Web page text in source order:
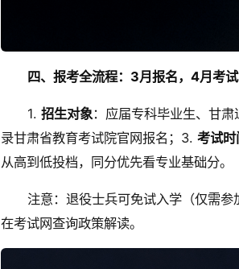
四、报考全流程：3月报名，4月考试
1. 招生对象：应届专科毕业生、甘
录甘肃省教育考试院官网报名；3. 考试时
从高到低投档，同分优先看专业基础分。
注意：退役士兵可免试入学（仅需
在考试网查询政策解读。